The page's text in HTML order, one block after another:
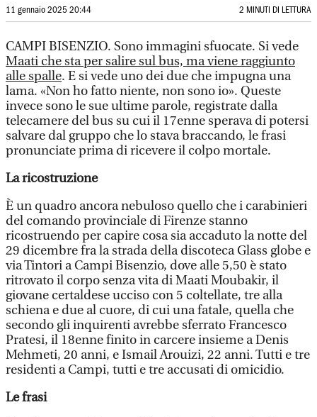
11 gennaio 2025 20:44 2 MINUTI DI LETTURA
CAMPI BISENZIO. Sono immagini sfuocate. Si vede
Maati che sta per salire sul bus, ma viene raggiunto
alle spalle. E si vede uno dei due che impugna una
lama. «Non ho fatto niente, non sono io». Queste
invece sono le sue ultime parole, registrate dalla
telecamere del bus su cui il 17enne sperava di potersi
salvare dal gruppo che lo stava braccando, le frasi
pronunciate prima di ricevere il colpo mortale.
La ricostruzione
È un quadro ancora nebuloso quello che i carabinieri
del comando provinciale di Firenze stanno
ricostruendo per capire cosa sia accaduto la notte del
29 dicembre fra la strada della discoteca Glass globe e
via Tintori a Campi Bisenzio, dove alle 5,50 è stato
ritrovato il corpo senza vita di Maati Moubakir, il
giovane certaldese ucciso con 5 coltellate, tre alla
schiena e due al cuore, di cui una fatale, quella che
secondo gli inquirenti avrebbe sferrato Francesco
Pratesi, il 18enne finito in carcere insieme a Denis
Mehmeti, 20 anni, e Ismail Arouizi, 22 anni. Tutti e tre
residenti a Campi, tutti e tre accusati di omicidio.
Le frasi